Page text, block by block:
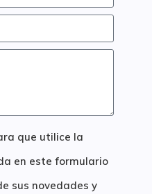
que utilice la
en este formulario
sus novedades y